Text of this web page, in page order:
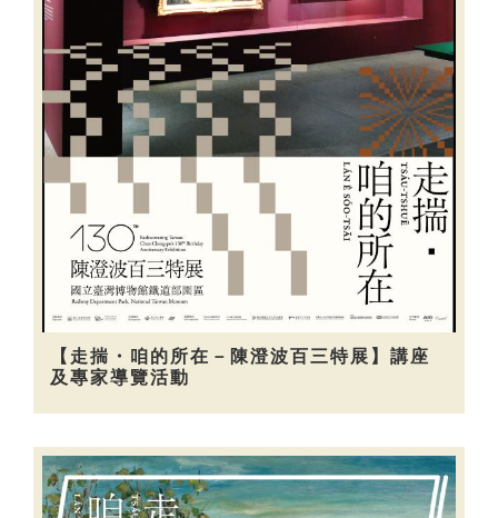
【走揣・咱的所在－陳澄波百三特展】講座
及專家導覽活動